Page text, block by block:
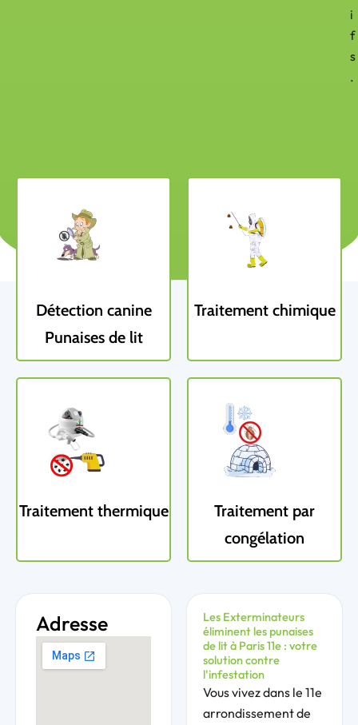
i
f
s
.
Détection canine
Punaises de lit
Traitement chimique
Traitement thermique
Traitement par
congélation
Adresse
Les Exterminateurs
éliminent les punaises
de lit à Paris 11e : votre
solution contre
l'infestation
Vous vivez dans le 11e
arrondissement de